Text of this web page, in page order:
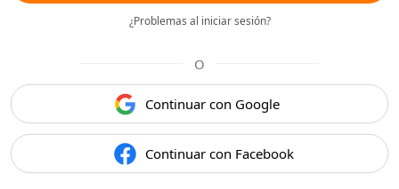
¿Problemas al iniciar sesión?
O
Continuar con Google
Continuar con Facebook